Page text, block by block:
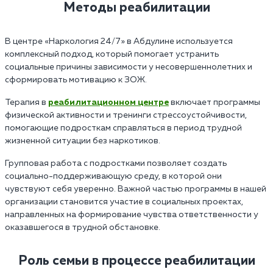
Методы реабилитации
В центре «Наркология 24/7» в Абдулине используется
комплексный подход, который помогает устранить
социальные причины зависимости у несовершеннолетних и
сформировать мотивацию к ЗОЖ.
Терапия в реабилитационном центре включает программы
физической активности и тренинги стрессоустойчивости,
помогающие подросткам справляться в период трудной
жизненной ситуации без наркотиков.
Групповая работа с подростками позволяет создать
социально-поддерживающую среду, в которой они
чувствуют себя уверенно. Важной частью программы в нашей
организации становится участие в социальных проектах,
направленных на формирование чувства ответственности у
оказавшегося в трудной обстановке.
Роль семьи в процессе реабилитации